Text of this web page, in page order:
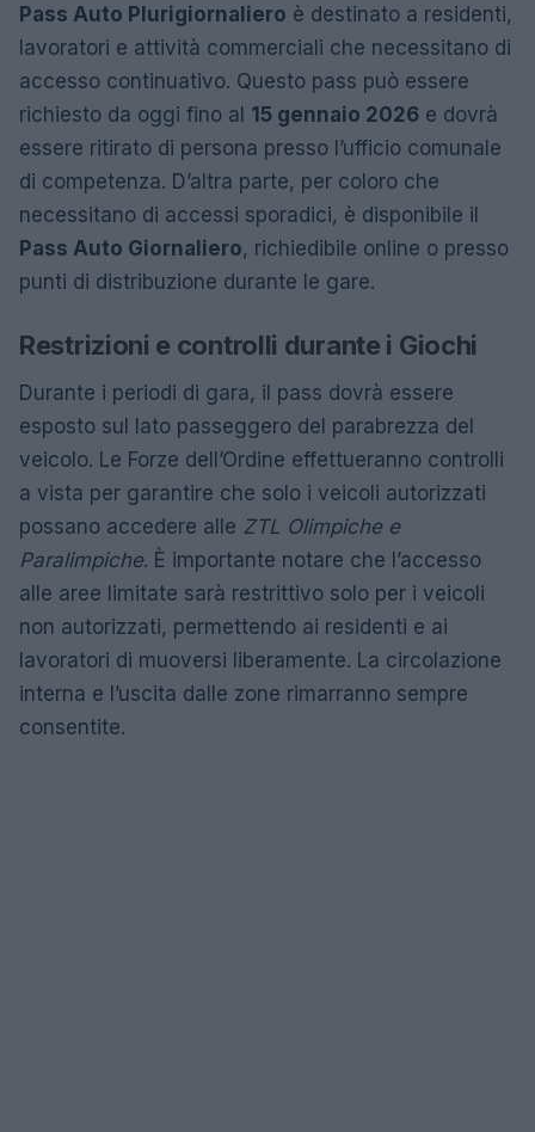
Pass Auto Plurigiornaliero è destinato a residenti,
lavoratori e attività commerciali che necessitano di
accesso continuativo. Questo pass può essere
richiesto da oggi fino al 15 gennaio 2026 e dovrà
essere ritirato di persona presso l’ufficio comunale
di competenza. D’altra parte, per coloro che
necessitano di accessi sporadici, è disponibile il
Pass Auto Giornaliero, richiedibile online o presso
punti di distribuzione durante le gare.
Restrizioni e controlli durante i Giochi
Durante i periodi di gara, il pass dovrà essere
esposto sul lato passeggero del parabrezza del
veicolo. Le Forze dell’Ordine effettueranno controlli
a vista per garantire che solo i veicoli autorizzati
possano accedere alle ZTL Olimpiche e
Paralimpiche. È importante notare che l’accesso
alle aree limitate sarà restrittivo solo per i veicoli
non autorizzati, permettendo ai residenti e ai
lavoratori di muoversi liberamente. La circolazione
interna e l’uscita dalle zone rimarranno sempre
consentite.